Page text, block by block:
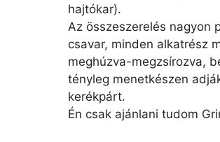
hajtókar).
Az összeszerelés nagyon
csavar, minden alkatrész
meghúzva-megzsírozva,
tényleg menetkészen
kerékpárt.
Én csak ajánlani tudom